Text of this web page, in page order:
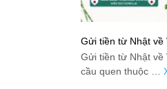
Gửi tiền từ Nhật về
cách chuyển an
kiệm
Gửi tiền từ Nhật về
cầu quen thuộc …